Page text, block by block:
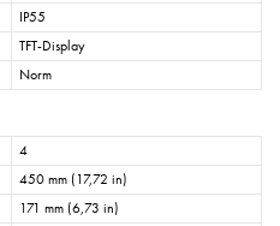
IP55
TFT-Display
Norm
4
450 mm (17,72 in)
171 mm (6,73 in)